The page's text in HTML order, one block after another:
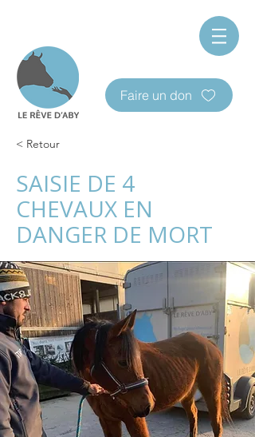
Faire un don
< Retour
SAISIE DE 4
CHEVAUX EN
DANGER DE MORT